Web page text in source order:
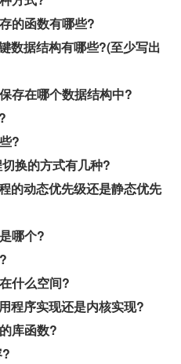
的函数有哪些?
数据结构有哪些?(至少写出
存在哪个数据结构中?
?
换的方式有几种?
的动态优先级还是静态优先
哪个?
什么空间?
程序实现还是内核实现?
库函数?